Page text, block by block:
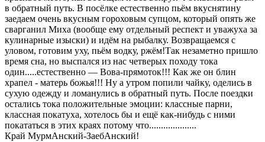
в обратный путь. В посёлке естественно пьём вкуснятину
заедаем очень вкусным гороховым супцом, который опять же
сварганил Миха (вообще ему отдельный респект и уважуха за
кулинарные изыски) и идём на рыбалку. Возвращаемся с
уловом, готовим уху, пьём водку, ржём!Так незаметно пришло
время сна, но выспался из нас четверых походу тока
один.....естественно — Вова-прямоток!!! Как же он блин
храпел - матерь божья!!! Ну а утром попили чайку, оделись в
сухую одежду и ломанулись в обратный путь. После поездки
остались тока положительные эмоции: классные парни,
классная покатуха, хотелось бы и ещё как-нибудь с ними
покататься в этих краях потому что....................
Край МурмАнский-ЗаебАнский!